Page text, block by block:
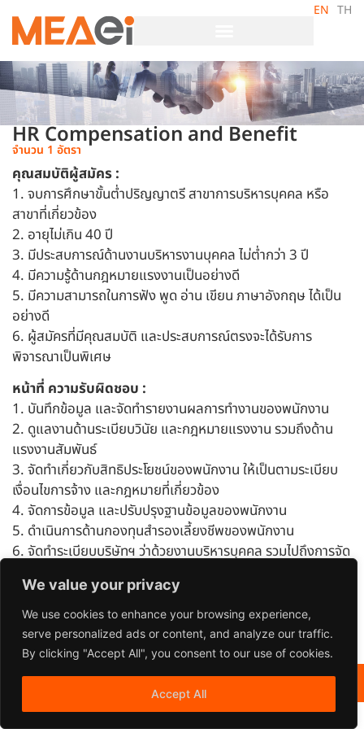
We value your privacy
We use cookies to enhance your browsing experience,
serve personalized ads or content, and analyze our traffic.
By clicking "Accept All", you consent to our use of cookies.
Accept All
EN TH
HR Compensation and Benefit
จำนวน 1 อัตรา
คุณสมบัติผู้สมัคร :
1. จบการศึกษาขั้นต่ำปริญญาตรี สาขาการบริหารบุคคล หรือ
สาขาที่เกี่ยวข้อง
2. อายุไม่เกิน 40 ปี
3. มีประสบการณ์ด้านงานบริหารงานบุคคล ไม่ต่ำกว่า 3 ปี
4. มีความรู้ด้านกฎหมายแรงงานเป็นอย่างดี
5. มีความสามารถในการฟัง พูด อ่าน เขียน ภาษาอังกฤษ ได้เป็น
อย่างดี
6. ผู้สมัครที่มีคุณสมบัติ และประสบการณ์ตรงจะได้รับการ
พิจารณาเป็นพิเศษ
หน้าที่ ความรับผิดชอบ :
1. บันทึกข้อมูล และจัดทำรายงานผลการทำงานของพนักงาน
2. ดูแลงานด้านระเบียบวินัย และกฎหมายแรงงาน รวมถึงด้าน
แรงงานสัมพันธ์
3. จัดทำเกี่ยวกับสิทธิประโยชน์ของพนักงาน ให้เป็นตามระเบียบ
เงื่อนไขการจ้าง และกฎหมายที่เกี่ยวข้อง
4. จัดการข้อมูล และปรับปรุงฐานข้อมูลของพนักงาน
5. ดำเนินการด้านกองทุนสำรองเลี้ยงชีพของพนักงาน
6. จัดทำระเบียบบริษัทฯ ว่าด้วยงานบริหารบุคคล รวมไปถึงการจัด
7. จัดทำบัญชีเงินเดือน (Payroll) สวัสดิการและค่าตอบแทนอื่น
ให้แก่พนักงาน
8. งานอื่นๆ ตามที่ได้รับมอบหมาย